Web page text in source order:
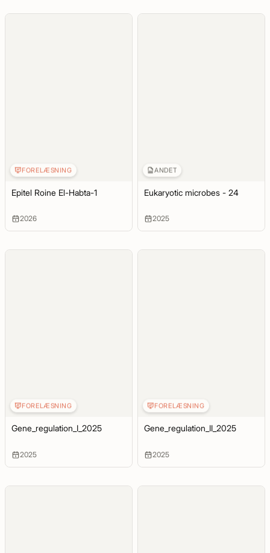
FORELÆSNING
Epitel Roine El-Habta-1
2026
ANDET
Eukaryotic microbes - 24
2025
FORELÆSNING
Gene_regulation_I_2025
2025
FORELÆSNING
Gene_regulation_II_2025
2025